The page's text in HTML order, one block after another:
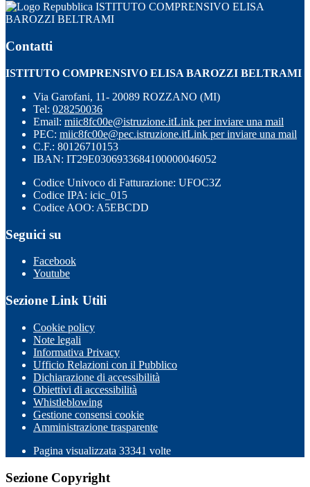
ISTITUTO COMPRENSIVO ELISA
BAROZZI BELTRAMI
Contatti
ISTITUTO COMPRENSIVO ELISA BAROZZI BELTRAMI
Via Garofani, 11- 20089 ROZZANO (MI)
Tel: 028250036
Email: miic8fc00e@istruzione.itLink per inviare una mail
PEC: miic8fc00e@pec.istruzione.itLink per inviare una mail
C.F.: 80126710153
IBAN: IT29E0306933684100000046052
Codice Univoco di Fatturazione: UFOC3Z
Codice IPA: icic_015
Codice AOO: A5EBCDD
Seguici su
Facebook
Youtube
Sezione Link Utili
Cookie policy
Note legali
Informativa Privacy
Ufficio Relazioni con il Pubblico
Dichiarazione di accessibilità
Obiettivi di accessibilità
Whistleblowing
Gestione consensi cookie
Amministrazione trasparente
Pagina visualizzata 33341 volte
Sezione Copyright